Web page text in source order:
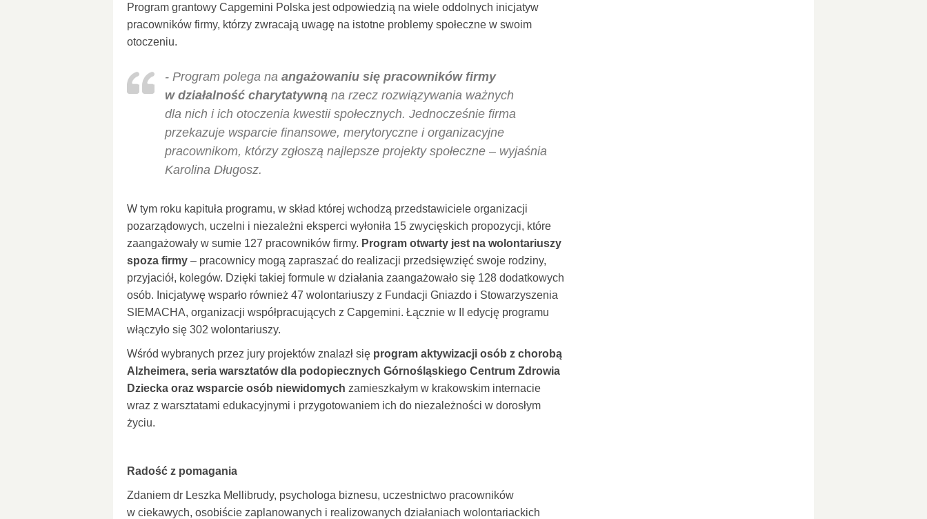
Program grantowy Capgemini Polska jest odpowiedzią na wiele oddolnych inicjatyw
pracowników firmy, którzy zwracają uwagę na istotne problemy społeczne w swoim
otoczeniu.
- Program polega na angażowaniu się pracowników firmy
w działalność charytatywną na rzecz rozwiązywania ważnych
dla nich i ich otoczenia kwestii społecznych. Jednocześnie firma
przekazuje wsparcie finansowe, merytoryczne i organizacyjne
pracownikom, którzy zgłoszą najlepsze projekty społeczne – wyjaśnia
Karolina Długosz.
W tym roku kapituła programu, w skład której wchodzą przedstawiciele organizacji
pozarządowych, uczelni i niezależni eksperci wyłoniła 15 zwycięskich propozycji, które
zaangażowały w sumie 127 pracowników firmy. Program otwarty jest na wolontariuszy
spoza firmy – pracownicy mogą zapraszać do realizacji przedsięwzięć swoje rodziny,
przyjaciół, kolegów. Dzięki takiej formule w działania zaangażowało się 128 dodatkowych
osób. Inicjatywę wsparło również 47 wolontariuszy z Fundacji Gniazdo i Stowarzyszenia
SIEMACHA, organizacji współpracujących z Capgemini. Łącznie w II edycję programu
włączyło się 302 wolontariuszy.
Wśród wybranych przez jury projektów znalazł się program aktywizacji osób z chorobą
Alzheimera, seria warsztatów dla podopiecznych Górnośląskiego Centrum Zdrowia
Dziecka oraz wsparcie osób niewidomych zamieszkałym w krakowskim internacie
wraz z warsztatami edukacyjnymi i przygotowaniem ich do niezależności w dorosłym
życiu.
Radość z pomagania
Zdaniem dr Leszka Mellibrudy, psychologa biznesu, uczestnictwo pracowników
w ciekawych, osobiście zaplanowanych i realizowanych działaniach wolontariackich